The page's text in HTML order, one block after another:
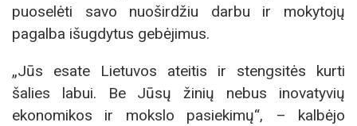
puoselėti savo nuoširdžiu darbu ir mokytojų
pagalba išugdytus gebėjimus.
„Jūs esate Lietuvos ateitis ir stengsitės kurti
šalies labui. Be Jūsų žinių nebus inovatyvių
ekonomikos ir mokslo pasiekimų“, – kalbėjo